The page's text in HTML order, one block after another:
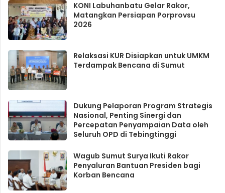
KONI Labuhanbatu Gelar Rakor,
Matangkan Persiapan Porprovsu
2026
Relaksasi KUR Disiapkan untuk UMKM
Terdampak Bencana di Sumut
Dukung Pelaporan Program Strategis
Nasional, Penting Sinergi dan
Percepatan Penyampaian Data oleh
Seluruh OPD di Tebingtinggi
Wagub Sumut Surya Ikuti Rakor
Penyaluran Bantuan Presiden bagi
Korban Bencana